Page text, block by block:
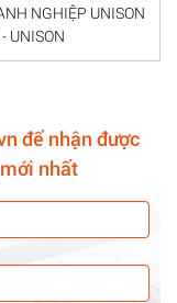
NGHIỆP UNISON
UNISON
để nhận được
nhất